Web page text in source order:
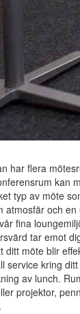
har flera
kan
typ av möte
atmosfär och en
fina
tar emot
ditt möte blir
service kring
av lunch.
projektor,